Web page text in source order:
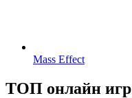
Mass Effect
ТОП онлайн игр